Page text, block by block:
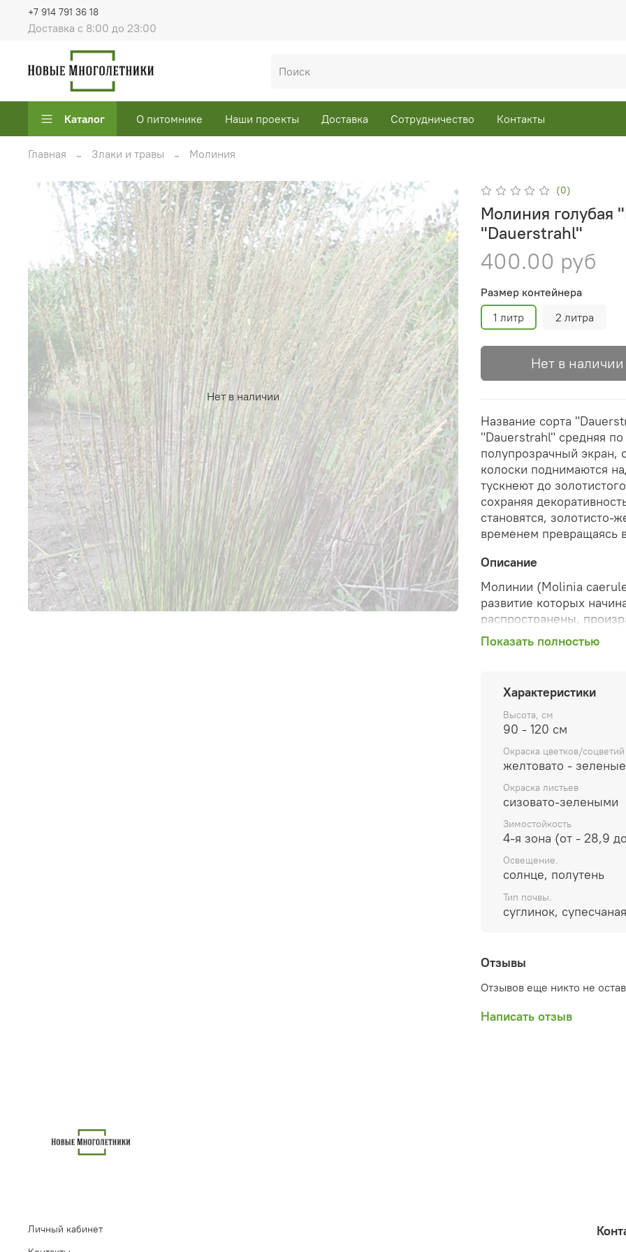
Доставка с 8:00 до 23:00
+7 914 791 36 18
Каталог О питомнике Наши проекты Доставка Сотрудничество Контакты
Главная Злаки и травы Молиния
Нет в наличии
(0)
Молиния голубая
"Dauerstrahl"
400.00 руб
Размер контейнера
1 литр
2 литра
Нет в наличии
Название сорта
"Dauerstrahl" средняя
полупрозрачный экран,
колоски поднимаются
тускнеют до
сохраняя
становятся, золотисто-
временем превращаясь
Описание
Молинии (Molinia
развитие которых
распространены,
Европе. Род назван в
натуралиста XIX века.
влажным и прохладным
переносят засушливые
медленное нарастание
приобретать взрослые
всего сезона
Это наверное одни из
захватывающая с
Показать полностью
Характеристики
Высота, см
90 - 120 см
Окраска цветков/соцветий
желтовато - зеленые
Окраска листьев
сизовато-зелеными
Зимостойкость
4-я зона (от - 28,9
Освещение.
солнце, полутень
Тип почвы.
суглинок, супесчаная
Отзывы
Отзывов еще никто не
Написать отзыв
Личный кабинет